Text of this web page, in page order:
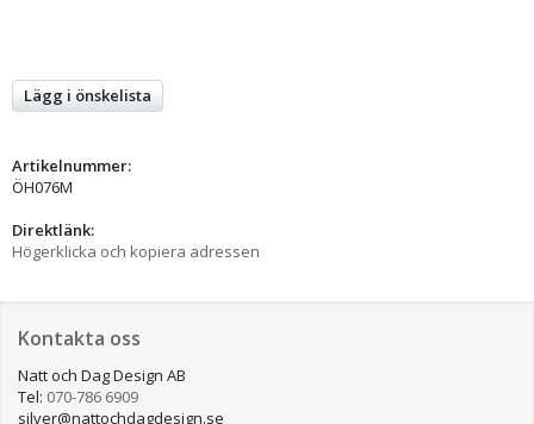
Lägg i önskelista
Artikelnummer:
ÖH076M
Direktlänk:
Högerklicka och kopiera adressen
Kontakta oss
Natt och Dag Design AB
Tel: 070-786 6909
silver@nattochdagdesign.se